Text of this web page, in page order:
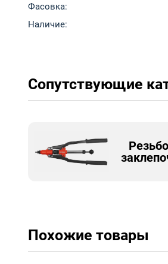
Фасовка:
Наличие:
Сопутствующие
Похожие товары